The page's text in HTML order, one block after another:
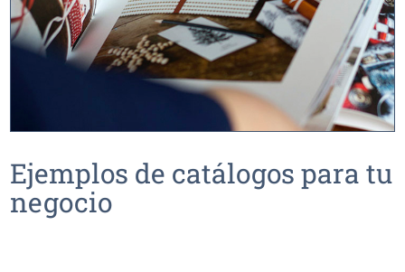
Ejemplos de catálogos para tu
negocio